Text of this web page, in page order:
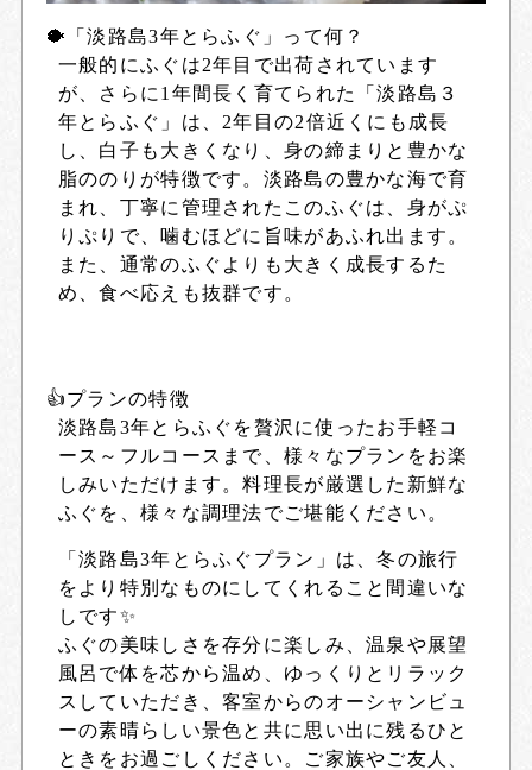
🐡「淡路島3年とらふぐ」って何？
一般的にふぐは2年目で出荷されています
が、さらに1年間長く育てられた「淡路島３
年とらふぐ」は、2年目の2倍近くにも成長
し、白子も大きくなり、身の締まりと豊かな
脂ののりが特徴です。淡路島の豊かな海で育
まれ、丁寧に管理されたこのふぐは、身がぷ
りぷりで、噛むほどに旨味があふれ出ます。
また、通常のふぐよりも大きく成長するた
め、食べ応えも抜群です。
👍プランの特徴
淡路島3年とらふぐを贅沢に使ったお手軽コ
ース～フルコースまで、様々なプランをお楽
しみいただけます。料理長が厳選した新鮮な
ふぐを、様々な調理法でご堪能ください。
「淡路島3年とらふぐプラン」は、冬の旅行
をより特別なものにしてくれること間違いな
しです✨
ふぐの美味しさを存分に楽しみ、温泉や展望
風呂で体を芯から温め、ゆっくりとリラック
スしていただき、客室からのオーシャンビュ
ーの素晴らしい景色と共に思い出に残るひと
ときをお過ごしください。ご家族やご友人、